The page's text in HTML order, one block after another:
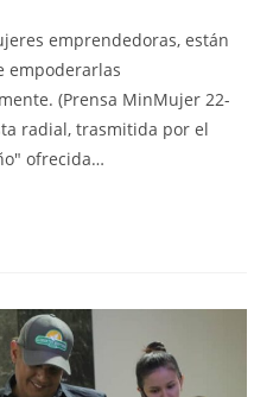
emprendedoras, están
empoderarlas
(Prensa MinMujer 22-
radial, trasmitida por el
ofrecida…